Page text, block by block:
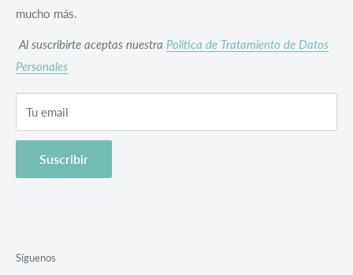
mucho más.
Al suscribirte aceptas nuestra Política de Tratamiento de Datos
Personales
Tu email
Suscribir
NIT 901649369-7
Av 19 # 142-34
Tel +57 3022153599
servicioalcliente@lamina.com.co
Somos tu mano derecha para crear e inspirar al mundo
Síguenos